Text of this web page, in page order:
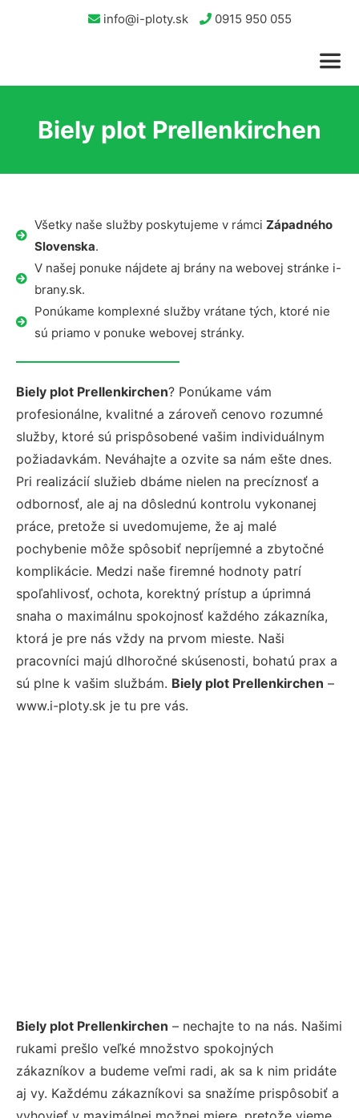
info@i-ploty.sk 0915 950 055
Biely plot Prellenkirchen
Všetky naše služby poskytujeme v rámci Západného
Slovenska.
V našej ponuke nájdete aj brány na webovej stránke i-
brany.sk.
Ponúkame komplexné služby vrátane tých, ktoré nie
sú priamo v ponuke webovej stránky.
Biely plot Prellenkirchen? Ponúkame vám
profesionálne, kvalitné a zároveň cenovo rozumné
služby, ktoré sú prispôsobené vašim individuálnym
požiadavkám. Neváhajte a ozvite sa nám ešte dnes.
Pri realizácií služieb dbáme nielen na precíznosť a
odbornosť, ale aj na dôslednú kontrolu vykonanej
práce, pretože si uvedomujeme, že aj malé
pochybenie môže spôsobiť nepríjemné a zbytočné
komplikácie. Medzi naše firemné hodnoty patrí
spoľahlivosť, ochota, korektný prístup a úprimná
snaha o maximálnu spokojnosť každého zákazníka,
ktorá je pre nás vždy na prvom mieste. Naši
pracovníci majú dlhoročné skúsenosti, bohatú prax a
sú plne k vašim službám. Biely plot Prellenkirchen –
www.i-ploty.sk je tu pre vás.
Biely plot Prellenkirchen – nechajte to na nás. Našimi
rukami prešlo veľké množstvo spokojných
zákazníkov a budeme veľmi radi, ak sa k nim pridáte
aj vy. Každému zákazníkovi sa snažíme prispôsobiť a